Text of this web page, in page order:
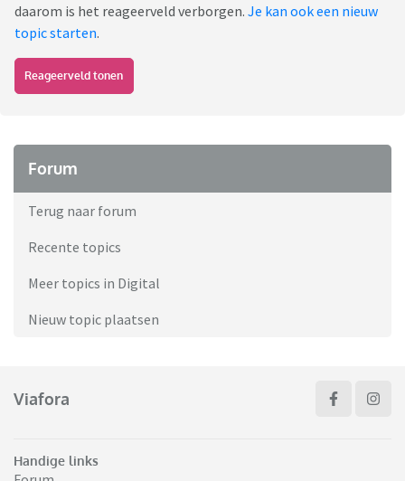
daarom is het reageerveld verborgen. Je kan ook een nieuw
topic starten.
Reageerveld tonen
Forum
Terug naar forum
Recente topics
Meer topics in Digital
Nieuw topic plaatsen
Viafora
Handige links